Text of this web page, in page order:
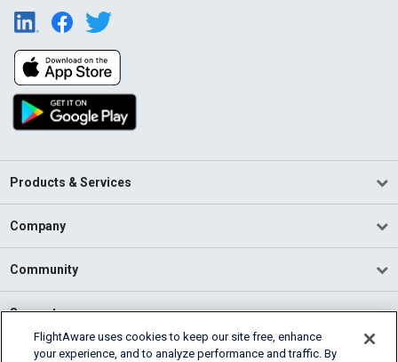
Products & Services
Company
Community
Support
English (USA)
FlightAware uses cookies to keep our site free, enhance
your experience, and to analyze performance and traffic. By